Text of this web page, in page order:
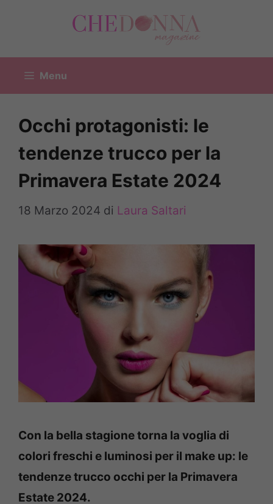
Menu
Occhi protagonisti: le
tendenze trucco per la
Primavera Estate 2024
18 Marzo 2024 di Laura Saltari
Con la bella stagione torna la voglia di
colori freschi e luminosi per il make up: le
tendenze trucco occhi per la Primavera
Estate 2024.